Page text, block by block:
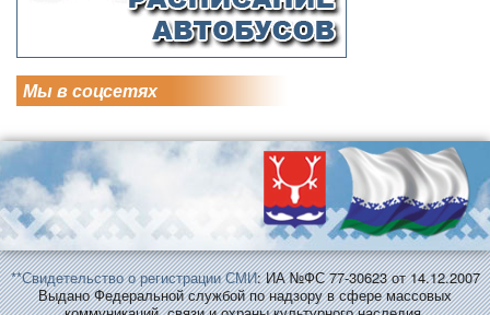
Мы в соцсетях
**Свидетельство о регистрации СМИ: ИА №ФС 77-30623 от 14.12.2007
Выдано Федеральной службой по надзору в сфере массовых